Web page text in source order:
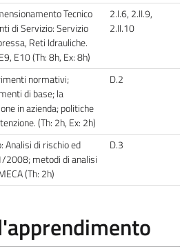
Tecnico
di Servizio: Servizio
Reti Idrauliche.
E10 (Th: 8h, Ex: 8h)
2.I.6, 2.II.9,
2.II.10
normativi;
di base; la
in azienda; politiche
(Th: 2h, Ex: 2h)
D.2
Analisi di rischio ed
2008; metodi di analisi
(Th: 2h)
D.3